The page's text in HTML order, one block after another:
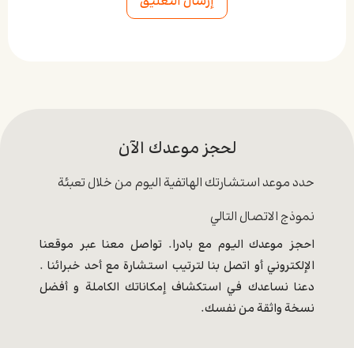
لحجز موعدك الآن
حدد موعد استشارتك الهاتفية اليوم من خلال تعبئة
نموذج الاتصال التالي
احجز موعدك اليوم مع بادرا. تواصل معنا عبر موقعنا
الإلكتروني أو اتصل بنا لترتيب استشارة مع أحد خبرائنا .
دعنا نساعدك في استكشاف إمكاناتك الكاملة و أفضل
نسخة واثقة من نفسك.